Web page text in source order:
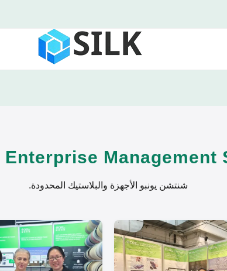
Management
شنتشن يونبو الأجهزة والبلاستيك المحدودة.